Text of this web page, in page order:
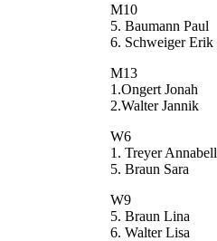
M10
5. Baumann Paul
6. Schweiger Erik
M13
1.Ongert Jonah
2.Walter Jannik
W6
1. Treyer Annabell
5. Braun Sara
W9
5. Braun Lina
6. Walter Lisa